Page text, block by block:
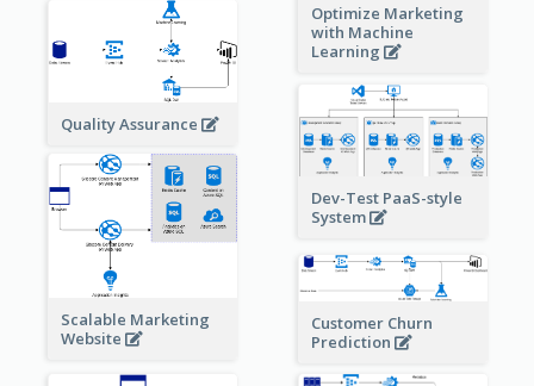
Optimize Marketing
with Machine
Learning
Quality Assurance
Dev-Test PaaS-style
System
Scalable Marketing
Website
Customer Churn
Prediction